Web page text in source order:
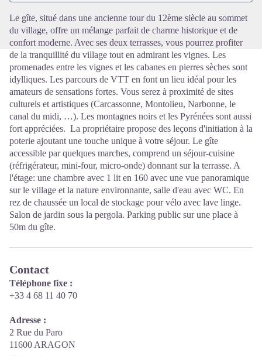
Le gîte, situé dans une ancienne tour du 12ème siècle au sommet
du village, offre un mélange parfait de charme historique et de
confort moderne. Avec ses deux terrasses, vous pourrez profiter
de la tranquillité du village tout en admirant les vignes. Les
promenades entre les vignes et les cabanes en pierres sèches sont
idylliques. Les parcours de VTT en font un lieu idéal pour les
amateurs de sensations fortes. Vous serez à proximité de sites
culturels et artistiques (Carcassonne, Montolieu, Narbonne, le
canal du midi, …). Les montagnes noirs et les Pyrénées sont aussi
fort appréciées. La propriétaire propose des leçons d'initiation à la
poterie ajoutant une touche unique à votre séjour. Le gîte
accessible par quelques marches, comprend un séjour-cuisine
(réfrigérateur, mini-four, micro-onde) donnant sur la terrasse. A
l'étage: une chambre avec 1 lit en 160 avec une vue panoramique
sur le village et la nature environnante, salle d'eau avec WC. En
rez de chaussée un local de stockage pour vélo avec lave linge.
Salon de jardin sous la pergola. Parking public sur une place à
50m du gîte.
Contact
Téléphone fixe :
+33 4 68 11 40 70
Adresse :
2 Rue du Paro
11600 ARAGON